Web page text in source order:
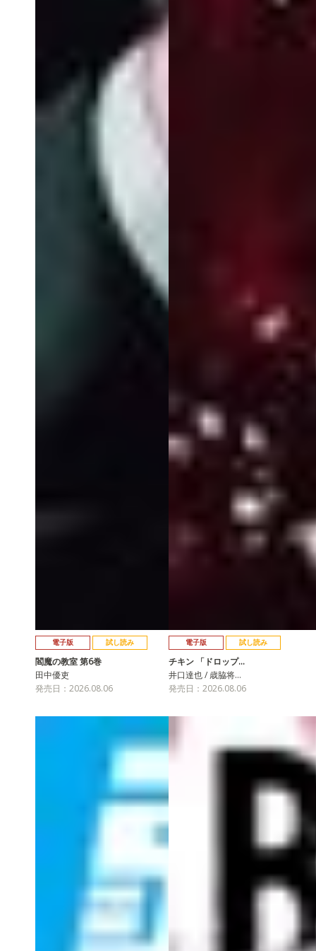
電子版 試し読み
閻魔の教室 第6巻
田中優吏
発売日：2026.08.06
電子版 試し読み
チキン 「ドロップ…
井口達也 / 歳脇将…
発売日：2026.08.06